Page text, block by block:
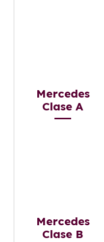
Mercedes
Clase A
Mercedes
Clase B